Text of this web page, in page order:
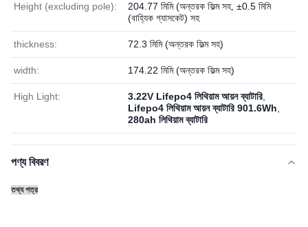
Height (excluding pole):
204.77 মিমি (অন্তরক ফিল্ম সহ, ±0.5 মিমি
(বাহ্যিক গ্যাসকেট) সহ
thickness: 72.3 মিমি (অন্তরক ফিল্ম সহ)
width: 174.22 মিমি (অন্তরক ফিল্ম সহ)
High Light: 3.22V Lifepo4 লিথিয়াম আয়ন ব্যাটারি
Lifepo4 লিথিয়াম আয়ন ব্যাটারি 901.6Wh
280ah লিথিয়াম ব্যাটারি
পণ্য বিবরণ
তথ্য পত্র